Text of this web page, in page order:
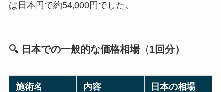
は日本円で約54,000円でした。
🔍 日本での一般的な価格相場（1回分）
施術名 内容
日本の相場